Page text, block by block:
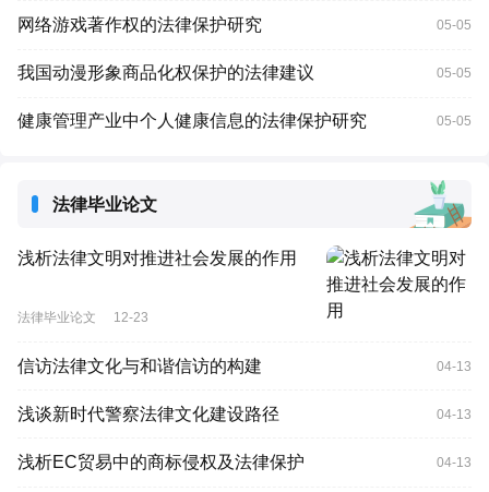
网络游戏著作权的法律保护研究 05-05
我国动漫形象商品化权保护的法律建议 05-05
健康管理产业中个人健康信息的法律保护研究 05-05
法律毕业论文
浅析法律文明对推进社会发展的作用
法律毕业论文 12-23
信访法律文化与和谐信访的构建 04-13
浅谈新时代警察法律文化建设路径 04-13
浅析EC贸易中的商标侵权及法律保护 04-13